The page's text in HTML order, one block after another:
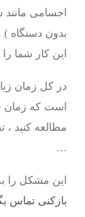
اجسامی
بدون دستگاه
این کار شما
در کل زمان
است که زمان
مطالعه کنید ،
…
این مشکل را
بازکنی تماس